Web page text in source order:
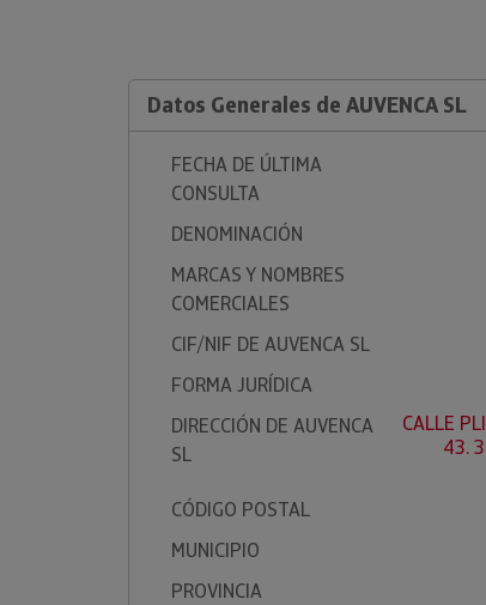
Datos Generales de AUVENCA SL
FECHA DE ÚLTIMA
CONSULTA
DENOMINACIÓN
MARCAS Y NOMBRES
COMERCIALES
CIF/NIF DE AUVENCA SL
FORMA JURÍDICA
DIRECCIÓN DE AUVENCA
SL
CALLE
43.
CÓDIGO POSTAL
MUNICIPIO
PROVINCIA